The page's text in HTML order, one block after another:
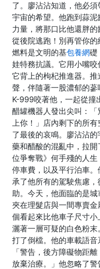
了。廖沾沾知道，他必
宇宙的希望。他跑到蒜
力量，將那口比他還胖
從後院逃跑！別再管你的
燃料是文明的基包養網礎
娃特務抗議。它用小嘴
它背上的枸杞推進器。
聲，伴隨著一股濃郁的蔘
K-999咬著他，一起從撞
醋罐機器人發出尖叫：
上你！」店內剩下的所
了最後的哀鳴。廖沾沾
藥和醋酸的混亂中，拉
位爭奪戰》何手殘的人生
停車費，以及平行泊車
承了他所有的駕駛焦慮
助。今天，他面臨的是
夾在理髮店與一間專賣
個看起來比他車子尺寸
灑著一層可疑的白色粉
打了倒檔。他的車載語音
「警告，後方障礙物距
放棄治療。」他忽略了